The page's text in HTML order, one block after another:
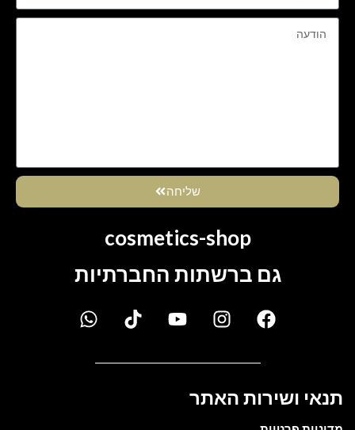
שליחה
cosmetics-shop
גם ברשתות החברתיות
תנאי ושירות האתר